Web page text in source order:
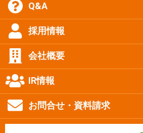
Q&A
採用情報
会社概要
IR情報
お問合せ・資料請求